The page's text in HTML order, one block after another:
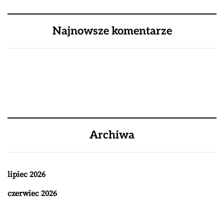
Najnowsze komentarze
Archiwa
lipiec 2026
czerwiec 2026